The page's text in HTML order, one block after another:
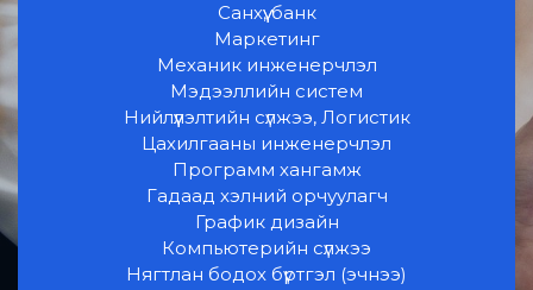
Санхүү, банк
Маркетинг
Механик инженерчлэл
Мэдээллийн систем
Нийлүүлэлтийн сүлжээ, Логистик
Цахилгааны инженерчлэл
Программ хангамж
Гадаад хэлний орчуулагч
График дизайн
Компьютерийн сүлжээ
Нягтлан бодох бүртгэл (эчнээ)